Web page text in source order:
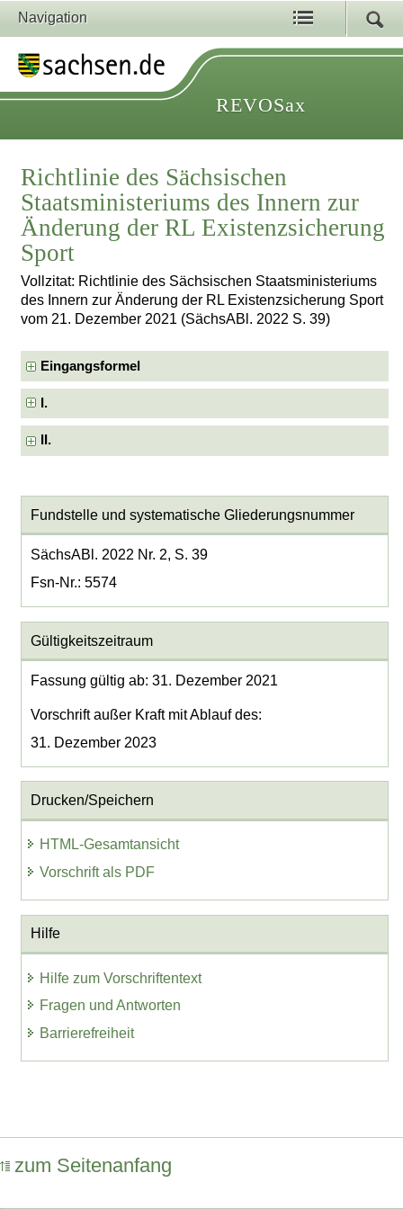
Navigation
REVOSax
Richtlinie des Sächsischen
Staatsministeriums des Innern zur
Änderung der RL Existenzsicherung
Sport
Vollzitat: Richtlinie des Sächsischen Staatsministeriums
des Innern zur Änderung der RL Existenzsicherung Sport
vom 21. Dezember 2021 (SächsABl. 2022 S. 39)
Eingangsformel
I.
II.
Fundstelle und systematische Gliederungsnummer
SächsABl. 2022 Nr. 2, S. 39
Fsn-Nr.: 5574
Gültigkeitszeitraum
Fassung gültig ab: 31. Dezember 2021
Vorschrift außer Kraft mit Ablauf des:
31. Dezember 2023
Drucken/Speichern
HTML-Gesamtansicht
Vorschrift als PDF
Hilfe
Hilfe zum Vorschriftentext
Fragen und Antworten
Barrierefreiheit
zum Seitenanfang